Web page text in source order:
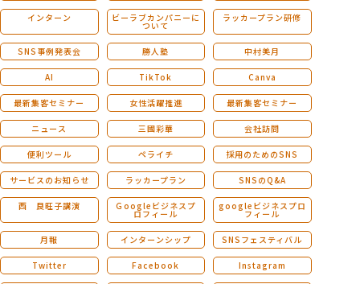
インターン ビーラブカンパニーに
ついて
ラッカープラン研修
SNS事例発表会 勝人塾 中村美月
AI TikTok Canva
最新集客セミナー 女性活躍推進 最新集客セミナー
ニュース 三國彩華 会社訪問
便利ツール ペライチ 採用のためのSNS
サービスのお知らせ ラッカープラン SNSのQ&A
西 良旺子講演 Ｇoogleビジネスプ
ロフィール
googleビジネスプロ
フィール
月報 インターンシップ SNSフェスティバル
Twitter Facebook Instagram